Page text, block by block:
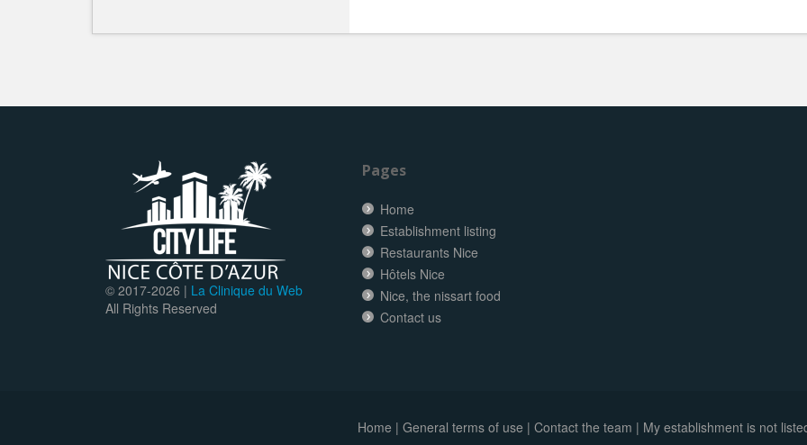
© 2017-2026 | La Clinique du Web
All Rights Reserved
Pages
Home
Establishment listing
Restaurants Nice
Hôtels Nice
Nice, the nissart food
Contact us
Home | General terms of use | Contact the team | My establishment is not